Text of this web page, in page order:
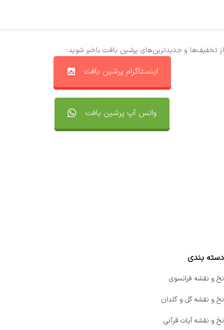
از تخفیف‌ها و جدیدترین‌های پرشین بافت باخبر شوید:
اینستاگرام پرشین بافت
واتس آپ پرشین بافت
دسته بندی
نخ و نقشه فرانسوی
نخ و نقشه گل و گلدان
نخ و نقشه آیات قرآنی